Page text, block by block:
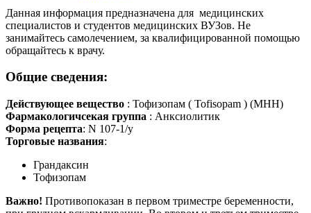
Данная информация предназначена для медицинских
специалистов и студентов медицинских ВУЗов. Не
занимайтесь самолечением, за квалифицированной помощью
обращайтесь к врачу.
Общие сведения:
Действующее вещество : Тофизопам ( Tofisopam ) (МНН)
Фармакологичсекая группа : Анксиолитик
Форма рецепта: N 107-1/у
Торговые названия:
Грандаксин
Тофизопам
Важно! Противопоказан в первом триместре беременности,